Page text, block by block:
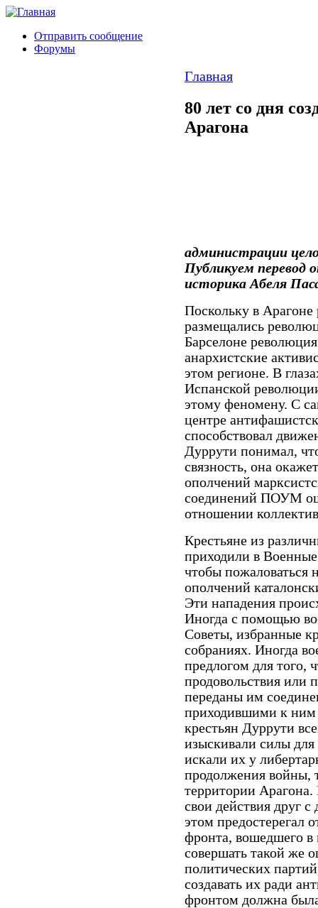
Отправить сообщение
Форумы
Главная
80 лет со дня
Арагона
администрации
Публикуем перевод
историка Абеля
Поскольку в
размещались
Барселоне
анархистские
этом регионе. В
Испанской
этому феномену. С
центре
способствовал
Дуррути понимал,
связность, она
ополчений
соединений ПОУМ
отношении
Крестьяне из
приходили в
чтобы пожаловаться
ополчений
Эти нападения
Иногда с помощью
Советы, избранные
собраниях. Иногда
предлогом для того,
продовольствия или
переданы им
приходившими к ним
крестьян Дуррути
изыскивали силы для
искали их у
продолжения войны,
территории
свои действия друг
этом предостерегал
фронта, вошедшего
совершать такой же
политических
создавать их ради
фронтом должна